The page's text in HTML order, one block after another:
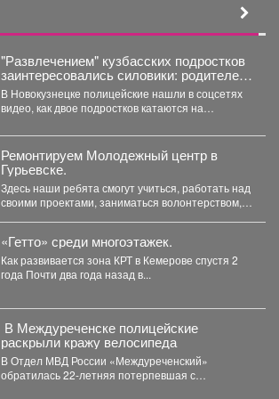
"Развлечением" кузбасских подростков
заинтересовались силовики: родителей
вызвали в полицию
В Новокузнецке полицейские нашли в соцсетях
видео, как двое подростков катаются на
Ремонтируем Молодежный центр в
Гурьевске.
Здесь наши ребята смогут учиться, работать над
своими проектами, заниматься волонтерством,
«Гетто» среди многоэтажек.
Как развивается зона КРТ в Кемерове спустя 2
года Почти два года назад в...
В Междуреченске полицейские
раскрыли кражу велосипеда
В Отдел МВД России «Междуреченский»
обратилась 22-летняя потерпевшая с